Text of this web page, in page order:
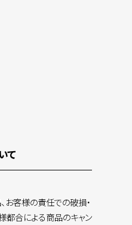
て
客様の責任での破損・
都合による商品のキャン